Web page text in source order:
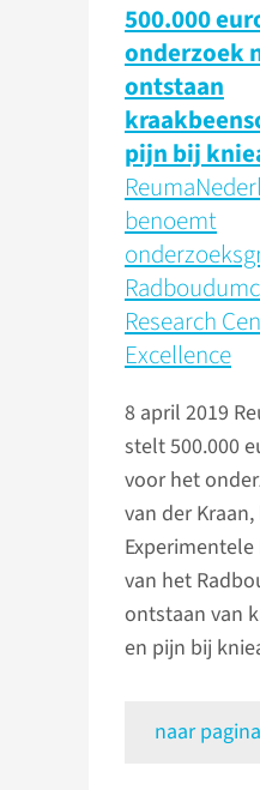
500.000
onderzoek
ontstaan
pijn bij
benoemt
Research
Excellence
8 april 2019
stelt 500.000
voor het
van der
van het
ontstaan van
en pijn bij
naar pagina